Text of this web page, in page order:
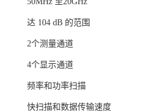
达 104 dB 的范围
2个测量通道
4个显示通道
频率和功率扫描
快扫描和数据传输速度